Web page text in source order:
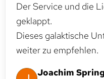
Der Service und die
geklappt.
Dieses galaktische
weiter zu empfehlen.
Joachim